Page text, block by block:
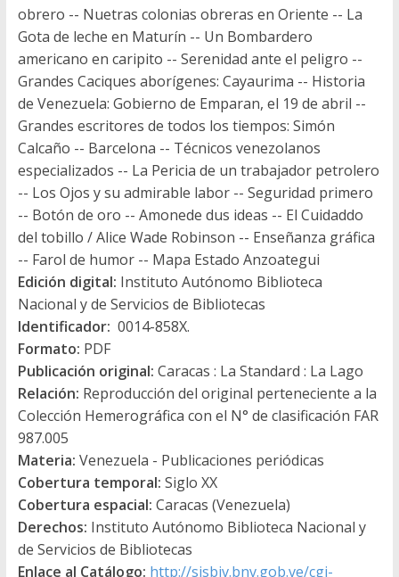
obrero -- Nuetras colonias obreras en Oriente -- La
Gota de leche en Maturín -- Un Bombardero
americano en caripito -- Serenidad ante el peligro --
Grandes Caciques aborígenes: Cayaurima -- Historia
de Venezuela: Gobierno de Emparan, el 19 de abril --
Grandes escritores de todos los tiempos: Simón
Calcaño -- Barcelona -- Técnicos venezolanos
especializados -- La Pericia de un trabajador petrolero
-- Los Ojos y su admirable labor -- Seguridad primero
-- Botón de oro -- Amonede dus ideas -- El Cuidaddo
del tobillo / Alice Wade Robinson -- Enseñanza gráfica
-- Farol de humor -- Mapa Estado Anzoategui
Edición digital: Instituto Autónomo Biblioteca
Nacional y de Servicios de Bibliotecas
Identificador: 0014-858X.
Formato: PDF
Publicación original: Caracas : La Standard : La Lago
Relación: Reproducción del original perteneciente a la
Colección Hemerográfica con el N° de clasificación FAR
987.005
Materia: Venezuela - Publicaciones periódicas
Cobertura temporal: Siglo XX
Cobertura espacial: Caracas (Venezuela)
Derechos: Instituto Autónomo Biblioteca Nacional y
de Servicios de Bibliotecas
Enlace al Catálogo: http://sisbiv.bnv.gob.ve/cgi-